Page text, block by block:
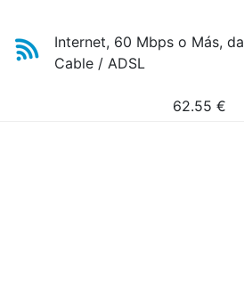
Internet, 60 Mbps o Más,
Cable / ADSL
62.55 €